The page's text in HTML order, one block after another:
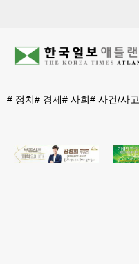
# 정치# 경제# 사회# 사건/사고